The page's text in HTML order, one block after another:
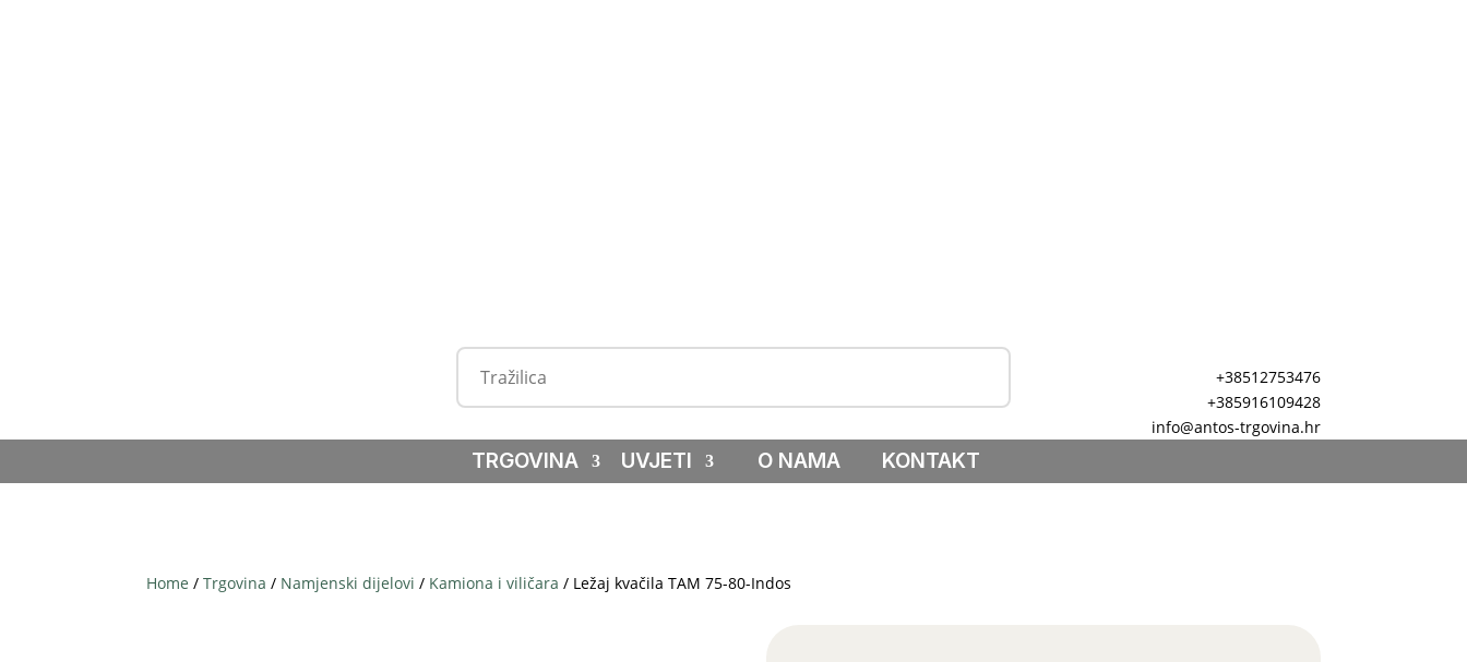
+38512753476
+385916109428
info@antos-trgovina.hr
TRGOVINA UVJETI O NAMA KONTAKT
Home /Trgovina / Namjenski dijelovi / Kamiona i viličara / Ležaj kvačila TAM 75-80-Indos